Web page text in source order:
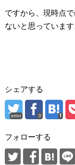
ですから、現時点
ないと思っています
シェアする
error 0
フォローする